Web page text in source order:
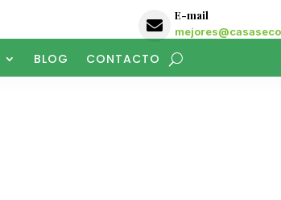

E-mail
BLOG CONTACTO